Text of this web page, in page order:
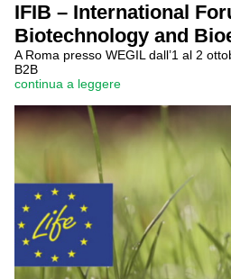
IFIB – International
Biotechnology and
A Roma presso WEGIL dall’1 al 2
B2B
continua a leggere